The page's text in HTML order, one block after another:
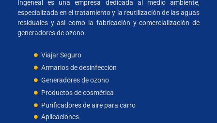
Ingeneal es una empresa dedicada al medio ambiente,
especializada en el tratamiento y la reutilización de las aguas
residuales y asi como la fabricación y comercialización de
generadores de ozono.
Viajar Seguro
Armarios de desinfección
Generadores de ozono
Productos de cosmética
Purificadores de aire para carro
Aplicaciones